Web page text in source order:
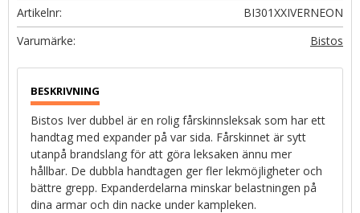
Artikelnr
BI301XXIVERNEON
Bistos
Bistos Iver dubbel är en rolig fårskinnsleksak som har ett
handtag med expander på var sida. Fårskinnet är sytt
utanpå brandslang för att göra leksaken ännu mer
hållbar. De dubbla handtagen ger fler lekmöjligheter och
bättre grepp. Expanderdelarna minskar belastningen på
dina armar och din nacke under kampleken.